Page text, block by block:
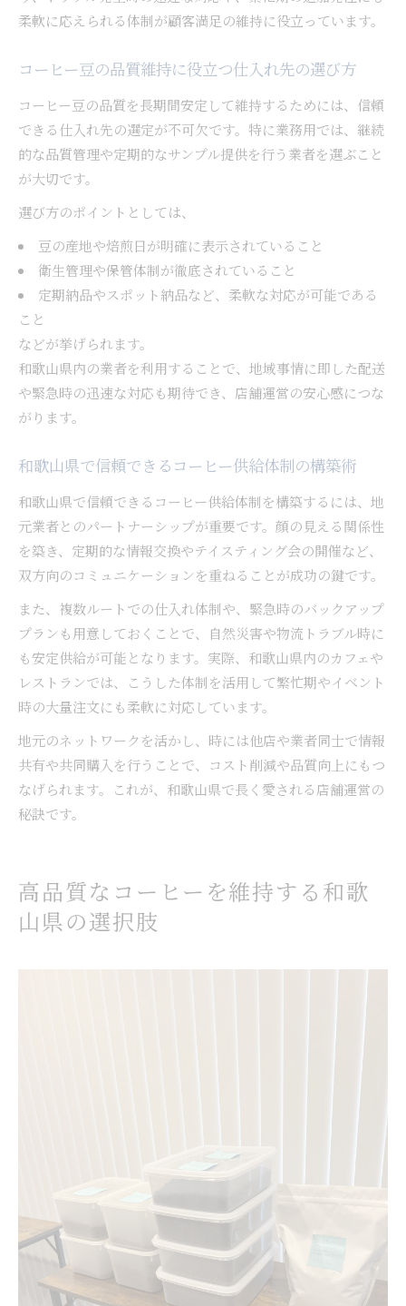
柔軟に応えられる体制が顧客満足の維持に役立っています。
コーヒー豆の品質維持に役立つ仕入れ先の選び方
コーヒー豆の品質を長期間安定して維持するためには、信頼
できる仕入れ先の選定が不可欠です。特に業務用では、継続
的な品質管理や定期的なサンプル提供を行う業者を選ぶこと
が大切です。
選び方のポイントとしては、
豆の産地や焙煎日が明確に表示されていること
衛生管理や保管体制が徹底されていること
定期納品やスポット納品など、柔軟な対応が可能である
こと
などが挙げられます。
和歌山県内の業者を利用することで、地域事情に即した配送
や緊急時の迅速な対応も期待でき、店舗運営の安心感につな
がります。
和歌山県で信頼できるコーヒー供給体制の構築術
和歌山県で信頼できるコーヒー供給体制を構築するには、地
元業者とのパートナーシップが重要です。顔の見える関係性
を築き、定期的な情報交換やテイスティング会の開催など、
双方向のコミュニケーションを重ねることが成功の鍵です。
また、複数ルートでの仕入れ体制や、緊急時のバックアップ
プランも用意しておくことで、自然災害や物流トラブル時に
も安定供給が可能となります。実際、和歌山県内のカフェや
レストランでは、こうした体制を活用して繁忙期やイベント
時の大量注文にも柔軟に対応しています。
地元のネットワークを活かし、時には他店や業者同士で情報
共有や共同購入を行うことで、コスト削減や品質向上にもつ
なげられます。これが、和歌山県で長く愛される店舗運営の
秘訣です。
高品質なコーヒーを維持する和歌
山県の選択肢